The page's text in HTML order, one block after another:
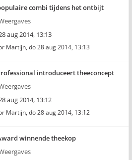
combi tijdens het ontbijt
aug 2014, 13:13
Martijn, do 28 aug 2014, 13:13
introduceert theeconcept
aug 2014, 13:12
Martijn, do 28 aug 2014, 13:12
winnende theekop